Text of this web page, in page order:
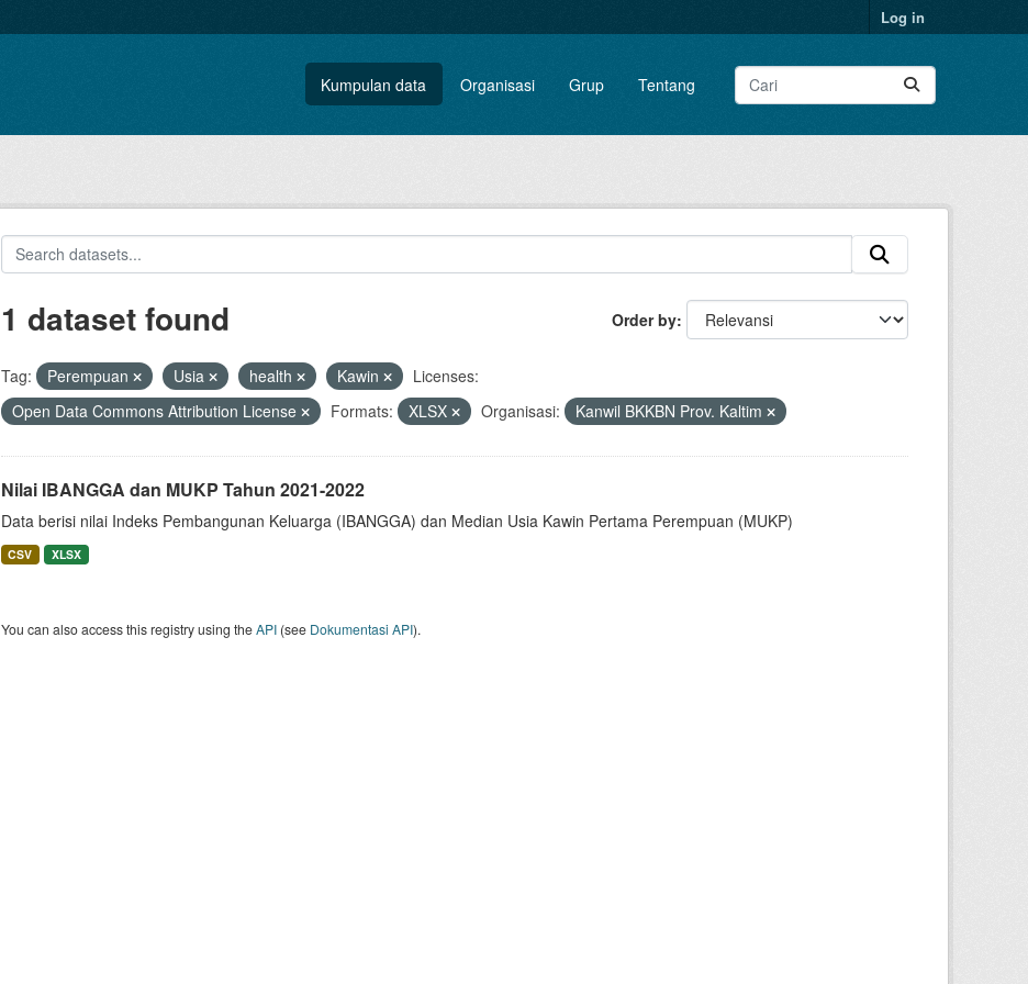
Log in
Kumpulan data Organisasi Grup Tentang
Order by
1 dataset found
Tag: Perempuan Usia health Kawin
Licenses:
Open Data Commons Attribution License
Formats: XLSX Organisasi: Kanwil BKKBN Prov. Kaltim
Nilai IBANGGA dan MUKP Tahun 2021-2022
Data berisi nilai Indeks Pembangunan Keluarga (IBANGGA) dan Median Usia Kawin Pertama Perempuan (MUKP)
CSV XLSX
You can also access this registry using theAPI(see Dokumentasi API).